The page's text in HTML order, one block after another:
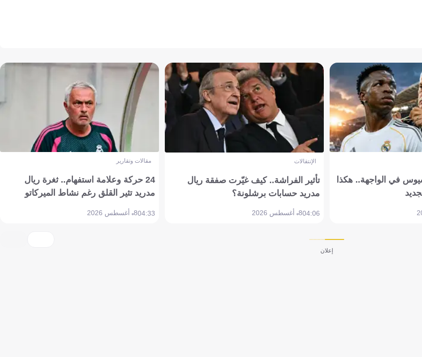
في الواجهة.. هكذا
الإنتقالات
تأثير الفراشة.. كيف غيّرت صفقة ريال
مدريد حسابات برشلونة؟
04:068 أغسطس 2026
مقالات وتقارير
24 حركة وعلامة استفهام.. ثغرة ريال
مدريد تثير القلق رغم نشاط الميركاتو
04:338 أغسطس 2026
إعلان